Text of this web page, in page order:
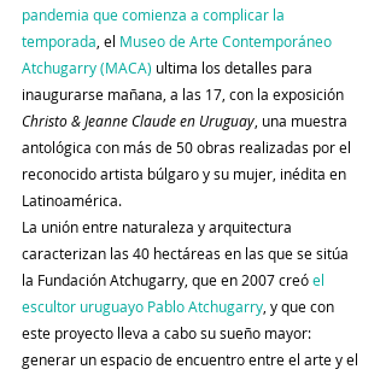
pandemia que comienza a complicar la
temporada, el Museo de Arte Contemporáneo
Atchugarry (MACA) ultima los detalles para
inaugurarse mañana, a las 17, con la exposición
Christo & Jeanne Claude en Uruguay, una muestra
antológica con más de 50 obras realizadas por el
reconocido artista búlgaro y su mujer, inédita en
Latinoamérica.
La unión entre naturaleza y arquitectura
caracterizan las 40 hectáreas en las que se sitúa
la Fundación Atchugarry, que en 2007 creó el
escultor uruguayo Pablo Atchugarry, y que con
este proyecto lleva a cabo su sueño mayor:
generar un espacio de encuentro entre el arte y el